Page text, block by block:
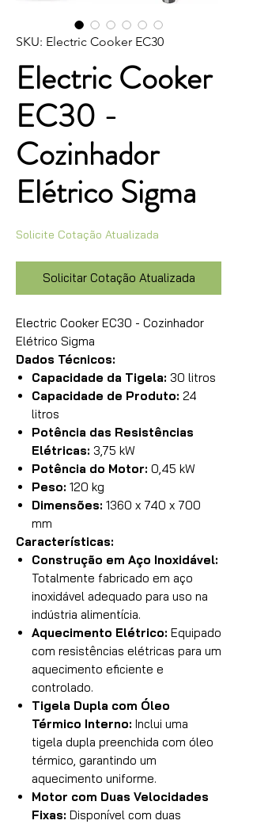
SKU: Electric Cooker EC30
Electric Cooker
EC30 -
Cozinhador
Elétrico Sigma
Solicite Cotação Atualizada
Solicitar Cotação Atualizada
Electric Cooker EC30 - Cozinhador
Elétrico Sigma
Dados Técnicos:
Capacidade da Tigela: 30 litros
Capacidade de Produto: 24
litros
Potência das Resistências
Elétricas: 3,75 kW
Potência do Motor: 0,45 kW
Peso: 120 kg
Dimensões: 1360 x 740 x 700
mm
Características:
Construção em Aço Inoxidável:
Totalmente fabricado em aço
inoxidável adequado para uso na
indústria alimentícia.
Aquecimento Elétrico: Equipado
com resistências elétricas para um
aquecimento eficiente e
controlado.
Tigela Dupla com Óleo
Térmico Interno: Inclui uma
tigela dupla preenchida com óleo
térmico, garantindo um
aquecimento uniforme.
Motor com Duas Velocidades
Fixas: Disponível com duas